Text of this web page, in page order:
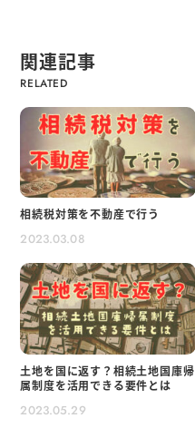
関連記事
相続税対策を不動産で行う
2023.03.08
土地を国に返す？相続土地国庫帰
属制度を活用できる要件とは
2023.05.29